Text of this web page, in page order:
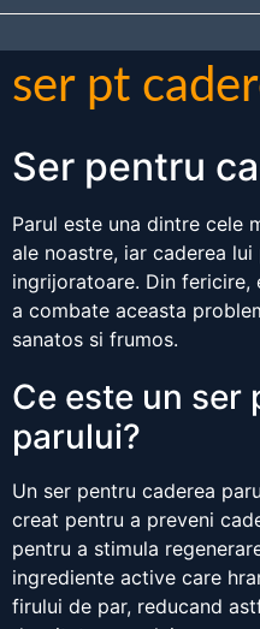
ser pt
Ser pentru
Parul este una dintre cele
ale noastre, iar caderea
ingrijoratoare. Din
a combate aceasta
sanatos si frumos.
Ce este un ser
parului?
Un ser pentru caderea
creat pentru a preveni
pentru a stimula
ingrediente active care
firului de par, reducand